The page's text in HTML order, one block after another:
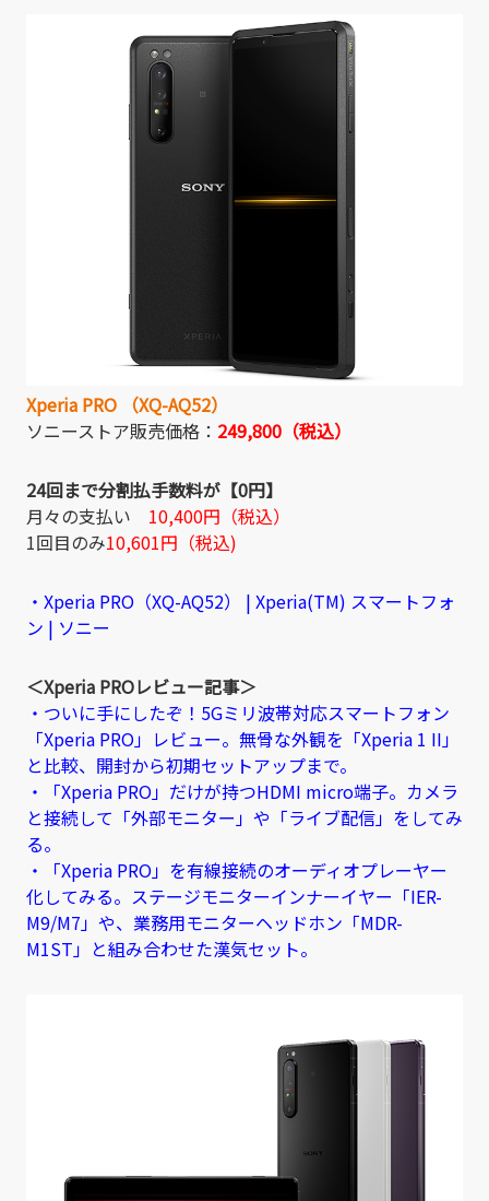
Xperia PRO （XQ-AQ52）
ソニーストア販売価格： 249,800（税込）
24回まで分割払手数料が【0円】
月々の支払い 10,400円（税込）
1回目のみ10,601円（税込)
・Xperia PRO（XQ-AQ52） | Xperia(TM) スマートフォ
ン | ソニー
＜Xperia PROレビュー記事＞
・ついに手にしたぞ！5Gミリ波帯対応スマートフォン
「Xperia PRO」レビュー。無骨な外観を「Xperia 1 II」
と比較、開封から初期セットアップまで。
・「Xperia PRO」だけが持つHDMI micro端子。カメラ
と接続して「外部モニター」や「ライブ配信」をしてみ
る。
・「Xperia PRO」を有線接続のオーディオプレーヤー
化してみる。ステージモニターインナーイヤー「IER-
M9/M7」や、業務用モニターヘッドホン「MDR-
M1ST」と組み合わせた漢気セット。